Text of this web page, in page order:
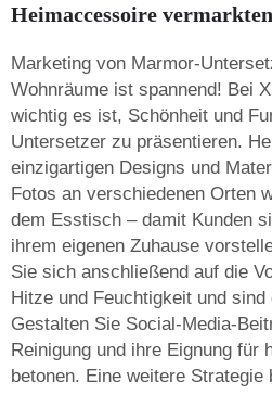
Heimaccessoire
Marketing von Marmor-
Wohnräume ist spannend! Bei
wichtig es ist, Schönheit und
Untersetzer zu präsentieren.
einzigartigen Designs und
Fotos an verschiedenen Orten
dem Esstisch – damit Kunden
ihrem eigenen Zuhause
Sie sich anschließend auf die
Hitze und Feuchtigkeit und
Gestalten Sie Social-Media-
Reinigung und ihre Eignung für
betonen. Eine weitere Strategie